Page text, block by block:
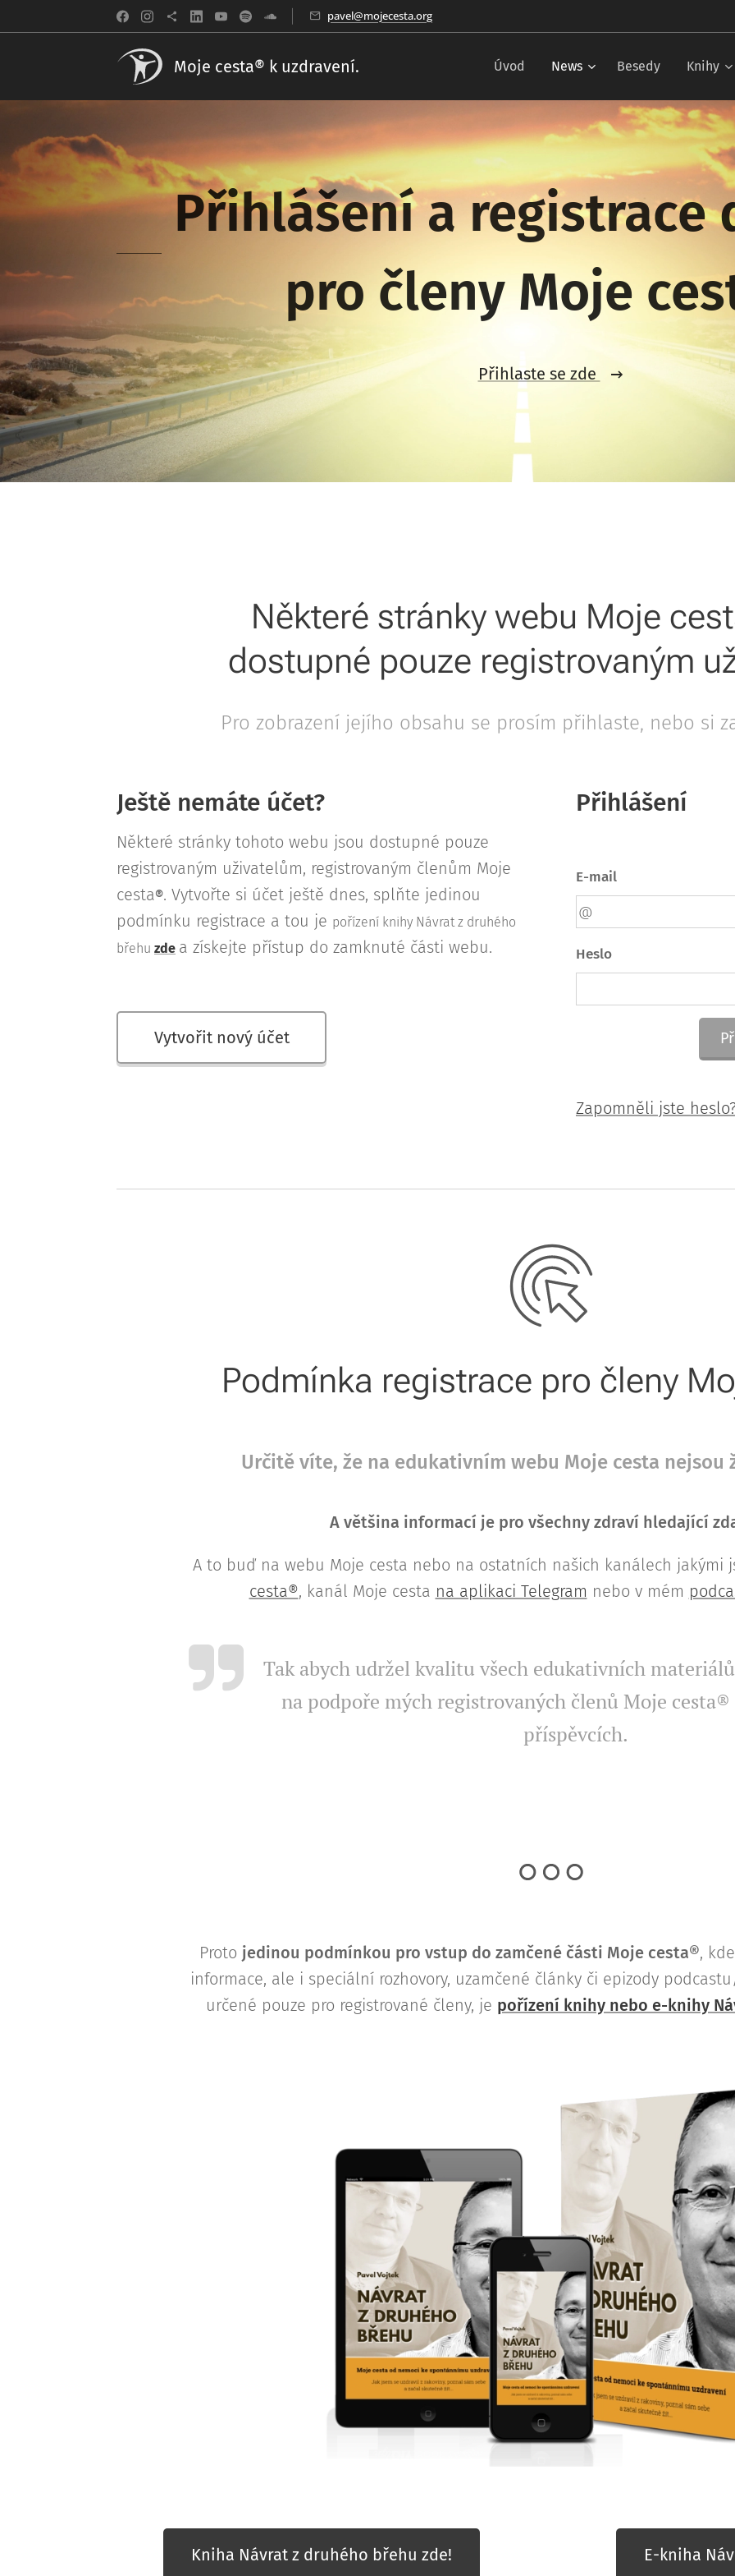
pavel@mojecesta.org
Moje cesta® k uzdravení. Úvod News Besedy Knihy
Přihlášení a registrace
pro členy Moje
Přihlaste se zde
Některé stránky webu Moje
dostupné pouze registrovaným
Pro zobrazení jejího obsahu se prosím přihlaste, nebo si
Ještě nemáte účet?
Některé stránky tohoto webu jsou dostupné pouze
registrovaným uživatelům, registrovaným členům Moje
cesta®. Vytvořte si účet ještě dnes, splňte jedinou
podmínku registrace a tou je pořízení knihy Návrat z druhého
břehu zde a získejte přístup do zamknuté části webu.
Vytvořit nový účet
Přihlášení
E-mail
Heslo
Zapomněli jste heslo?
Podmínka registrace pro členy
Určitě víte, že na edukativním webu Moje cesta nejsou
A většina informací je pro všechny zdraví hledající
A to buď na webu Moje cesta nebo na ostatních našich kanálech jakými
cesta®, kanál Moje cesta na aplikaci Telegram nebo v mém
Tak abych udržel kvalitu všech edukativních
na podpoře mých registrovaných členů Moje
příspěvcích.
Proto jedinou podmínkou pro vstup do zamčené části Moje cesta®,
informace, ale i speciální rozhovory, uzamčené články či epizody
určené pouze pro registrované členy, je pořízení knihy nebo e-knihy
Kniha Návrat z druhého břehu zde! E-kniha